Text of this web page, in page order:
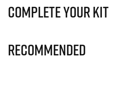
Complete Your Kit
Recommended